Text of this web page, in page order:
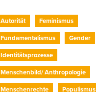
Autorität
Feminismus
Fundamentalismus
Gender
Identitätsprozesse
Menschenbild/ Anthropologie
Menschenrechte
Populismus